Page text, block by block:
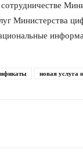
Министерства
новая услуга